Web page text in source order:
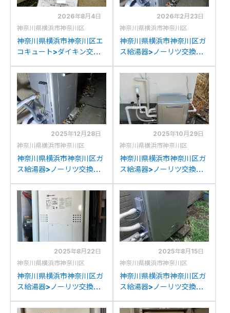
2026年8月4日
神奈川県横浜市神奈川区
神奈川県横浜市神奈川区エ
コキュート>ダイキン交換
EQ37LAFTVからダイキン
EQA37YFTVへの交換
2026年2月23日
神奈川県横浜市神奈川区
神奈川県横浜市神奈川区ガ
ス給湯器>ノーリツ交換工
2028SARXからノーリツ
GT-C1672SAR BLへの交
換
2025年12月28日
神奈川県横浜市神奈川区
神奈川県横浜市神奈川区ガ
ス給湯器>ノーリツ交換工
A820RFC-Rからノーリツ
GT-C1672SAR BLへの交
換
2025年10月29日
神奈川県横浜市神奈川区
神奈川県横浜市神奈川区ガ
ス給湯器>ノーリツ交換工
A816RFAからノーリツ
GT-C2072SAR BLへの交
換
2025年8月22日
神奈川県横浜市神奈川区
神奈川県横浜市神奈川区ガ
ス給湯器>ノーリツ交換工
GTH-2434AWX-Hからノ
2025年8月15日
神奈川県横浜市神奈川区
神奈川県横浜市神奈川区ガ
ス給湯器>ノーリツ交換工
2427SARXからノーリツ